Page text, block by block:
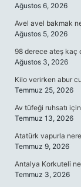
Ağustos 6, 2026
Avel avel bakmak
Ağustos 5, 2026
98 derece ateş kaç
Ağustos 3, 2026
Kilo verirken abur
Temmuz 25, 2026
Av tüfeği ruhsatı
Temmuz 13, 2026
Atatürk vapurla
Temmuz 9, 2026
Antalya Korkuteli
Temmuz 3, 2026